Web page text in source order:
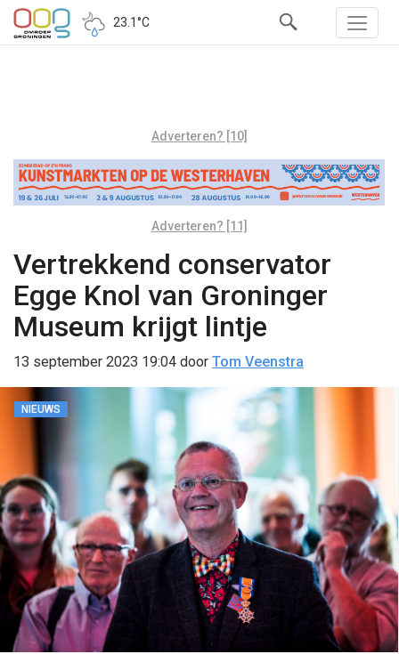
23.1°C
Adverteren? [10]
Adverteren? [11]
Vertrekkend conservator
Egge Knol van Groninger
Museum krijgt lintje
13 september 2023 19:04 door Tom Veenstra
NIEUWS